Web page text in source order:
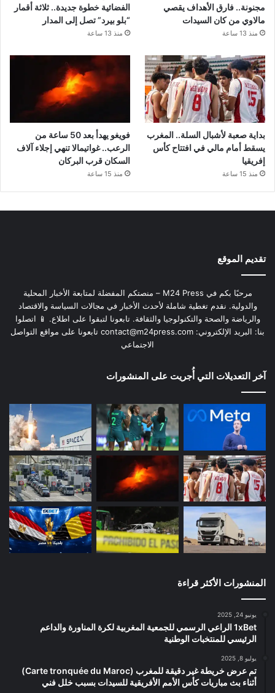
مجنونة.. فارق الأهداف يقصي
مالاوي من كان السيدات
منذ 13 ساعة
الفضائية خطوة جديدة.. ثلاثة أقمار
“بلو بيرد” تصل إلى المدار
منذ 13 ساعة
بداية صعبة لأشبال السلة.. المغرب
يسقط أمام مالي في افتتاح كأس
إفريقيا
منذ 15 ساعة
فويغو يهدأ بعد 50 ساعة من
الرعب.. غواتيمالا تنهي إجلاء آلاف
السكان قرب البركان
منذ 15 ساعة
تقديم الموقع
مرحبًا بكم في M24 Press – منصتكم المفضلة لمتابعة الأخبار المحلية
والدولية. نقدم تغطية شاملة لأحدث الأخبار في مجالات السياسة والاقتصاد
والرياضة والصحة والتكنولوجيا والثقافة. تابعونا لتبقوا على اطلاع. 📱 اتصلوا
بنا: البريد الإلكتروني: contact@m24press.com تابعونا على مواقع التواصل
الاجتماعي
آخر التعديلات التي أُجريت على المنشورات
المنشورات الأكثر قراءة
يونيو 24, 2025
1xBet الراعي الرسمي للجمعية المغربية لكرة المناورة والداعم
الرئيسي للمنتخبات الوطنية
يوليو 8, 2025
تم عرض خريطة غير دقيقة للمغرب (Carte tronquée du Maroc)
أثناء بث مباريات كأس الأمم الأفريقية للسيدات بسبب خلل فني